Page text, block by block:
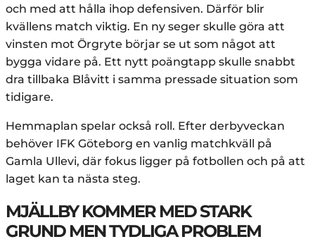
och med att hålla ihop defensiven. Därför blir
kvällens match viktig. En ny seger skulle göra att
vinsten mot Örgryte börjar se ut som något att
bygga vidare på. Ett nytt poängtapp skulle snabbt
dra tillbaka Blåvitt i samma pressade situation som
tidigare.
Hemmaplan spelar också roll. Efter derbyveckan
behöver IFK Göteborg en vanlig matchkväll på
Gamla Ullevi, där fokus ligger på fotbollen och på att
laget kan ta nästa steg.
MJÄLLBY KOMMER MED STARK
GRUND MEN TYDLIGA PROBLEM